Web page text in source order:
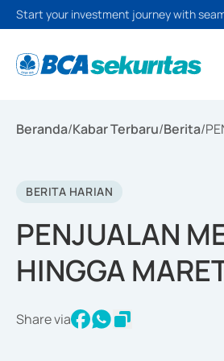
Start your investment journey with
Beranda/Kabar Terbaru/Berita/
BERITA HARIAN
PENJUALAN
HINGGA
Share via